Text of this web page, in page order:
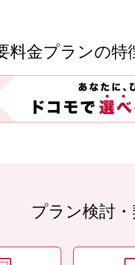
料金プランの特
プラン検討